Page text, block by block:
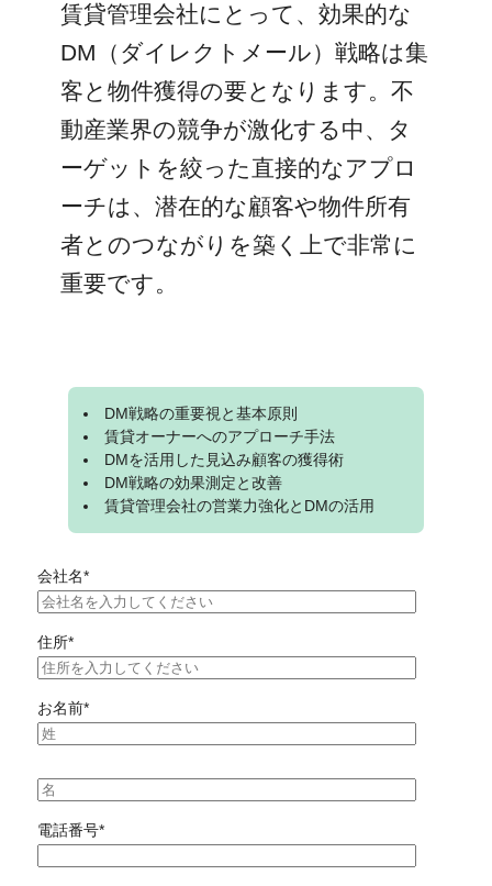
賃貸管理会社にとって、効果的な
DM（ダイレクトメール）戦略は集
客と物件獲得の要となります。不
動産業界の競争が激化する中、タ
ーゲットを絞った直接的なアプロ
ーチは、潜在的な顧客や物件所有
者とのつながりを築く上で非常に
重要です。
DM戦略の重要視と基本原則
賃貸オーナーへのアプローチ手法
DMを活用した見込み顧客の獲得術
DM戦略の効果測定と改善
賃貸管理会社の営業力強化とDMの活用
会社名*
住所*
お名前*
電話番号*